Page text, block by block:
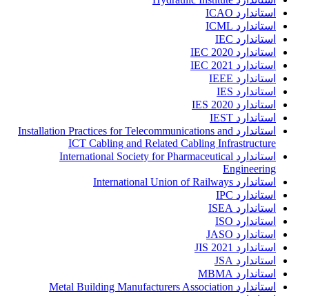
استاندارد ICAO
استاندارد ICML
استاندارد IEC
استاندارد IEC 2020
استاندارد IEC 2021
استاندارد IEEE
استاندارد IES
استاندارد IES 2020
استاندارد IEST
استاندارد Installation Practices for Telecommunications and
ICT Cabling and Related Cabling Infrastructure
استاندارد International Society for Pharmaceutical
Engineering
استاندارد International Union of Railways
استاندارد IPC
استاندارد ISEA
استاندارد ISO
استاندارد JASO
استاندارد JIS 2021
استاندارد JSA
استاندارد MBMA
استاندارد Metal Building Manufacturers Association